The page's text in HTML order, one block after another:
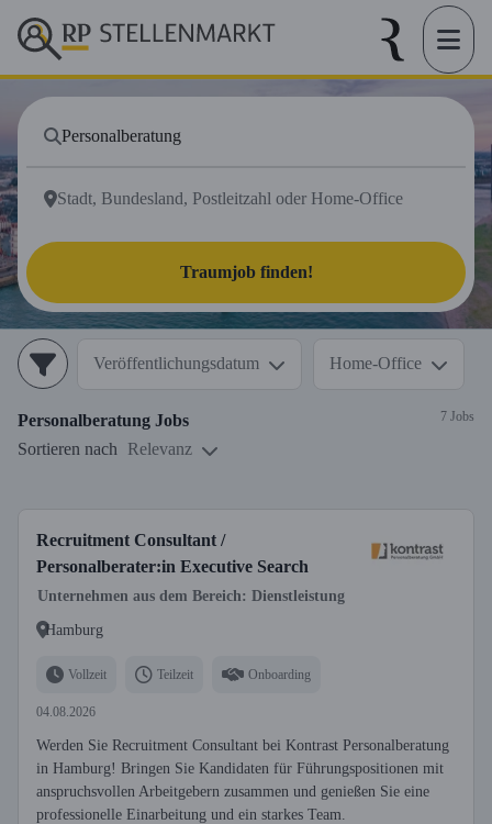
Traumjob finden!
Veröffentlichungsdatum Home-Office
Personalberatung Jobs 7 Jobs
Sortieren nach Relevanz
Recruitment Consultant /
Personalberater:in Executive Search
Unternehmen aus dem Bereich: Dienstleistung
Hamburg
Vollzeit Teilzeit Onboarding
04.08.2026
Werden Sie Recruitment Consultant bei Kontrast Personalberatung
in Hamburg! Bringen Sie Kandidaten für Führungspositionen mit
anspruchsvollen Arbeitgebern zusammen und genießen Sie eine
professionelle Einarbeitung und ein starkes Team.